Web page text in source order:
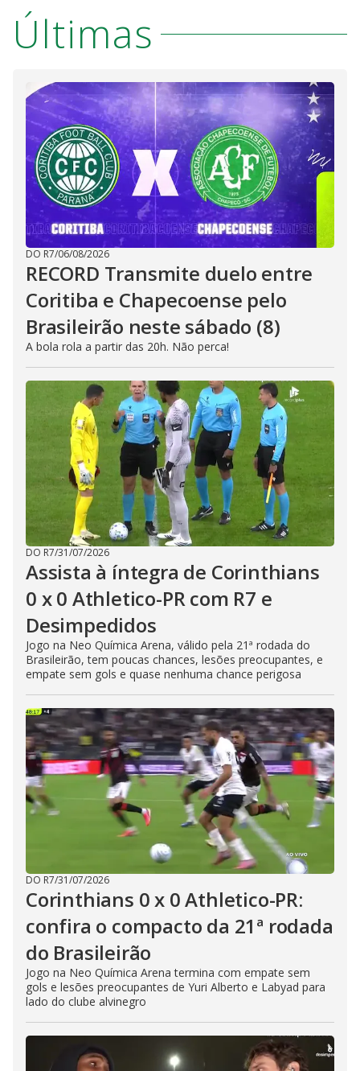
Últimas
DO R7/06/08/2026
RECORD Transmite duelo entre
Coritiba e Chapecoense pelo
Brasileirão neste sábado (8)
A bola rola a partir das 20h. Não perca!
DO R7/31/07/2026
Assista à íntegra de Corinthians
0 x 0 Athletico-PR com R7 e
Desimpedidos
Jogo na Neo Química Arena, válido pela 21ª rodada do
Brasileirão, tem poucas chances, lesões preocupantes, e
empate sem gols e quase nenhuma chance perigosa
DO R7/31/07/2026
Corinthians 0 x 0 Athletico-PR:
confira o compacto da 21ª rodada
do Brasileirão
Jogo na Neo Química Arena termina com empate sem
gols e lesões preocupantes de Yuri Alberto e Labyad para
lado do clube alvinegro